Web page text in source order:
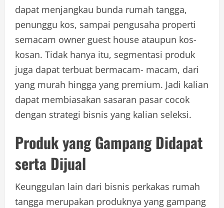
dapat menjangkau bunda rumah tangga,
penunggu kos, sampai pengusaha properti
semacam owner guest house ataupun kos-
kosan. Tidak hanya itu, segmentasi produk
juga dapat terbuat bermacam- macam, dari
yang murah hingga yang premium. Jadi kalian
dapat membiasakan sasaran pasar cocok
dengan strategi bisnis yang kalian seleksi.
Produk yang Gampang Didapat
serta Dijual
Keunggulan lain dari bisnis perkakas rumah
tangga merupakan produknya yang gampang